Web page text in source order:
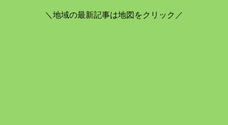
＼地域の最新記事は地図をクリック／